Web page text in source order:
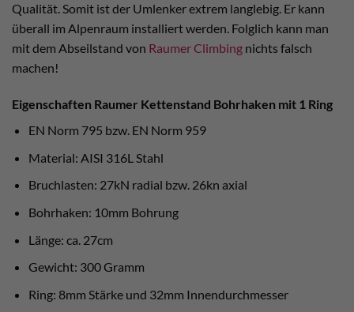
Qualität. Somit ist der Umlenker extrem langlebig. Er kann
überall im Alpenraum installiert werden. Folglich kann man
mit dem Abseilstand von Raumer Climbing nichts falsch
machen!
Eigenschaften Raumer Kettenstand Bohrhaken mit 1 Ring
EN Norm 795 bzw. EN Norm 959
Material: AISI 316L Stahl
Bruchlasten: 27kN radial bzw. 26kn axial
Bohrhaken: 10mm Bohrung
Länge: ca. 27cm
Gewicht: 300 Gramm
Ring: 8mm Stärke und 32mm Innendurchmesser